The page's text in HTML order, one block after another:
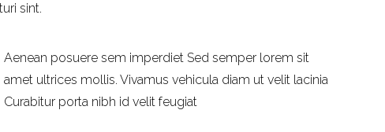
sint.
Aenean posuere sem imperdiet Sed semper lorem sit
amet ultrices mollis. Vivamus vehicula diam ut velit lacinia
Curabitur porta nibh id velit feugiat